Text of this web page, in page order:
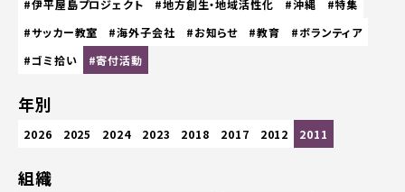
#伊平屋島プロジェクト
#地方創生・地域活性化 #沖縄
#特集
#サッカー教室
#海外子会社 #お知らせ #教育
#ボランティア
#ゴミ拾い
#寄付活動
年別
2026 2025 2024 2023 2018 2017 2012 2011
組織